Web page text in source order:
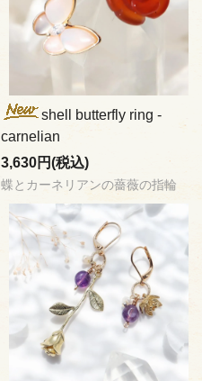
shell butterfly ring -
carnelian
3,630円(税込)
蝶とカーネリアンの薔薇の指輪